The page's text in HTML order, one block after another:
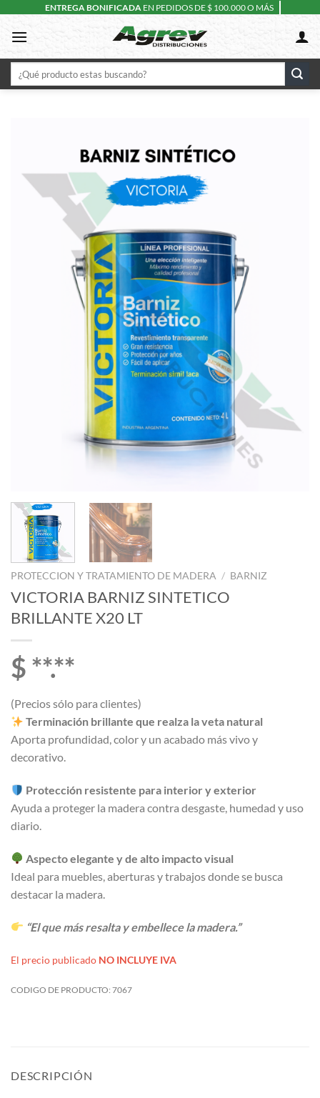
content
ENTREGA BONIFICADA EN PEDIDOS DE $ 100.000 O MÁS
Buscar
por:
PROTECCION Y TRATAMIENTO DE MADERA / BARNIZ
VICTORIA BARNIZ SINTETICO
BRILLANTE X20 LT
$ **.**
(Precios sólo para clientes)
Terminación brillante que realza la veta natural
Aporta profundidad, color y un acabado más vivo y
decorativo.
Protección resistente para interior y exterior
Ayuda a proteger la madera contra desgaste, humedad y uso
diario.
Aspecto elegante y de alto impacto visual
Ideal para muebles, aberturas y trabajos donde se busca
destacar la madera.
“El que más resalta y embellece la madera.”
El precio publicado NO INCLUYE IVA
CODIGO DE PRODUCTO: 7067
DESCRIPCIÓN